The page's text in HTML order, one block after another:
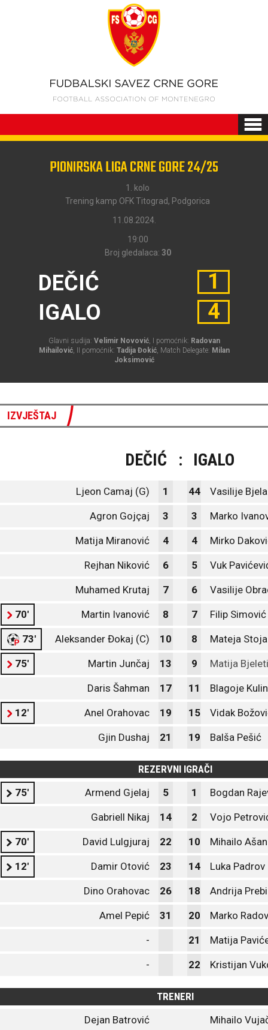
PIONIRSKA LIGA CRNE GORE 24/25
1. kolo
Trening kamp OFK Titograd, Podgorica
11.08.2024.
19:00
Broj gledalaca: 30
DEČIĆ
IGALO
1
4
Glavni sudija: Velimir Novović, I pomoćnik: Radovan
Mihailović, II pomoćnik: Tadija Đokić, Match Delegate: Milan
Joksimović
IZVJEŠTAJ
DEČIĆ : IGALO
Ljeon Camaj (G) 1 44 Vasilije
Agron Gojçaj 3 3 Marko
Matija Miranović 4 4 Mirko
Rejhan Niković 6 5 Vuk
Muhamed Krutaj 7 6 Vasilije
70' Martin Ivanović 8 7 Filip Simović
73' Aleksander Đokaj (C) 10 8 Mateja
75' Martin Junčaj 13 9 Matija
Daris Šahman 17 11 Blagoje
12' Anel Orahovac 19 15 Vidak
Gjin Dushaj 21 19 Balša Pešić
REZERVNI IGRAČI
75'
Armend Gjelaj 5 1 Bogdan
Gabriell Nikaj 14 2 Vojo
70' David Lulgjuraj 22 10 Mihailo
12' Damir Otović 23 14 Luka Padrov
Dino Orahovac 26 18 Andrija
Amel Pepić 31 20 Marko
- 21 Matija
- 22 Kristijan
TRENERI
Dejan Batrović
Mihailo